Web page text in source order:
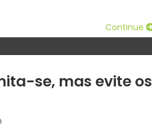
Continue
se, mas evite os